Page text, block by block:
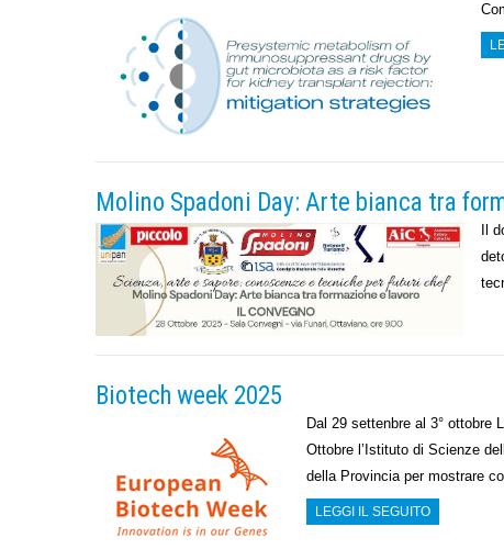
Molino Spadoni Day: Arte bianca tra
Il
Biotech week 2025
Dal 29 settenbre al 3° ottobre
Ottobre l’Istituto di Scienze
della Provincia per mostrare
LEGGI IL SEGUITO